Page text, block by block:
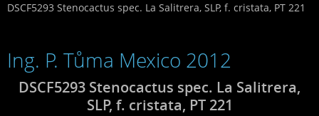
DSCF5293 Stenocactus spec. La Salitrera, SLP, f. cristata, PT 221
Ing. P. Tůma Mexico 2012
DSCF5293 Stenocactus spec. La Salitrera,
SLP, f. cristata, PT 221